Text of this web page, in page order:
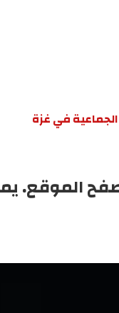
الجماعية في غزة